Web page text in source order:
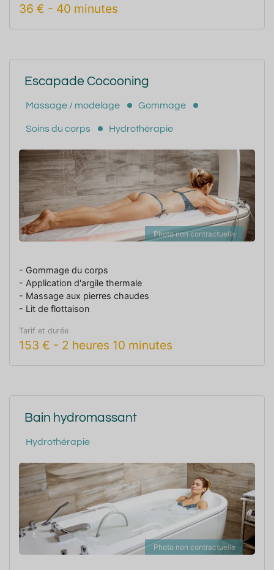
36 € - 40 minutes
Escapade Cocooning
Massage / modelage Gommage
Soins du corps Hydrothérapie
Photo non contractuelle
- Gommage du corps
- Application d'argile thermale
- Massage aux pierres chaudes
- Lit de flottaison
Tarif et durée
153 € - 2 heures 10 minutes
Bain hydromassant
Hydrothérapie
Photo non contractuelle